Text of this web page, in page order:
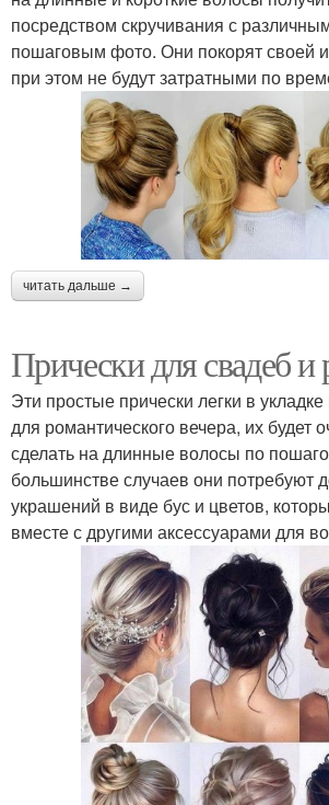
посредством скручивания с
пошаговым фото. Они покорят своей
при этом не будут затратными по
читать дальше →
Прически для свадеб и
Эти простые прически легки в
для романтического вечера, их будет
сделать на длинные волосы по
большинстве случаев они потребуют
украшений в виде бус и цветов,
вместе с другими аксессуарами для